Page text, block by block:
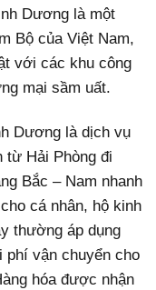
Dương là một
Bộ của Việt Nam,
với các khu công
mại sầm uất.
Dương là dịch vụ
từ Hải Phòng đi
Bắc – Nam nhanh
cá nhân, hộ kinh
thường áp dụng
phí vận chuyển cho
hóa được nhận